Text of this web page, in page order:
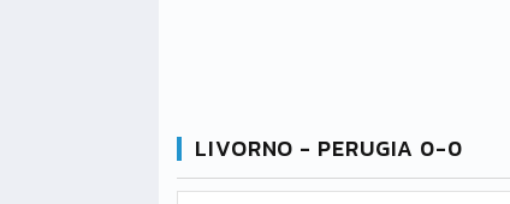
LIVORNO - PERUGIA 0-0